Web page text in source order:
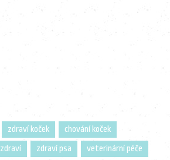
zdraví koček
chování koček
zdraví zdraví psa veterinární péče